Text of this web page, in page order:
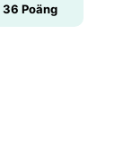
36 Poäng